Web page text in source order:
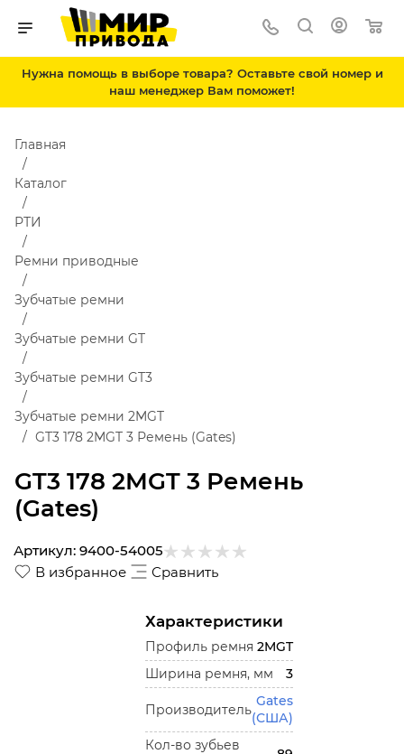
Нужна помощь в выборе товара? Оставьте свой номер и
наш менеджер Вам поможет!
GT3 178 2MGT 3 Ремень
(Gates)
Главная
Каталог
РТИ
Ремни приводные
Зубчатые ремни
Зубчатые ремни GT
Зубчатые ремни GT3
Зубчатые ремни 2MGT
GT3 178 2MGT 3 Ремень (Gates)
В избранное Сравнить
Артикул: 9400-54005
Характеристики
Профиль ремня 2MGT
Ширина ремня, мм
3
Производитель
Gates
(США)
Кол-во зубьев